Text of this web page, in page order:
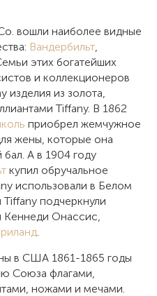
вошли наиболее видные
Вандербильт
этих богатейших
и коллекционеров
изделия из золота,
Tiffany. В 1862
приобрел жемчужное
жены, которые она
А в 1904 году
купил обручальное
использовали в Белом
подчеркнули
Кеннеди Онассис
в США 1861-1865 годы
Союза флагами,
ножами и мечами.